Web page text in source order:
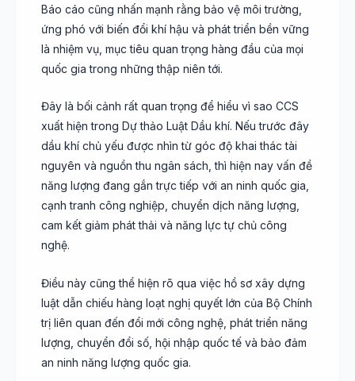
Báo cáo cũng nhấn mạnh rằng bảo vệ môi trường,
ứng phó với biến đổi khí hậu và phát triển bền vững
là nhiệm vụ, mục tiêu quan trọng hàng đầu của mọi
quốc gia trong những thập niên tới.
Đây là bối cảnh rất quan trọng để hiểu vì sao CCS
xuất hiện trong Dự thảo Luật Dầu khí. Nếu trước đây
dầu khí chủ yếu được nhìn từ góc độ khai thác tài
nguyên và nguồn thu ngân sách, thì hiện nay vấn đề
năng lượng đang gắn trực tiếp với an ninh quốc gia,
cạnh tranh công nghiệp, chuyển dịch năng lượng,
cam kết giảm phát thải và năng lực tự chủ công
nghệ.
Điều này cũng thể hiện rõ qua việc hồ sơ xây dựng
luật dẫn chiếu hàng loạt nghị quyết lớn của Bộ Chính
trị liên quan đến đổi mới công nghệ, phát triển năng
lượng, chuyển đổi số, hội nhập quốc tế và bảo đảm
an ninh năng lượng quốc gia.